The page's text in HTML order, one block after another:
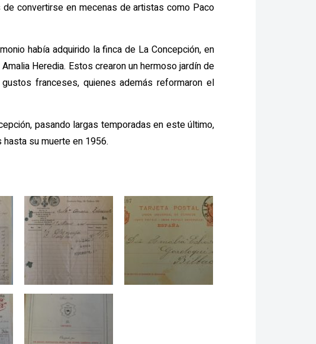
convertirse en mecenas de artistas como Paco
había adquirido la finca de La Concepción, en
Heredia. Estos crearon un hermoso jardín de
franceses, quienes además reformaron el
pasando largas temporadas en este último,
su muerte en 1956.